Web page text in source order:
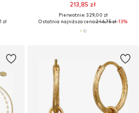
zł
213,85 zł
Pierwotnie: 329,00 zł
Ostatnia najniższa cena:246,75 zł-13%